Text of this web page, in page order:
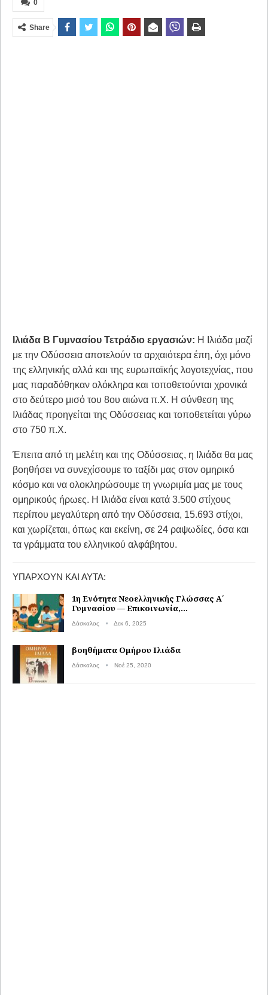
0
Share
Ιλιάδα Β Γυμνασίου Τετράδιο εργασιών: Η Ιλιάδα μαζί
με την Οδύσσεια αποτελούν τα αρχαιότερα έπη, όχι μόνο
της ελληνικής αλλά και της ευρωπαϊκής λογοτεχνίας, που
μας παραδόθηκαν ολόκληρα και τοποθετούνται χρονικά
στο δεύτερο μισό του 8ου αιώνα π.Χ. Η σύνθεση της
Ιλιάδας προηγείται της Οδύσσειας και τοποθετείται γύρω
στο 750 π.Χ.
Έπειτα από τη μελέτη και της Οδύσσειας, η Ιλιάδα θα μας
βοηθήσει να συνεχίσουμε το ταξίδι μας στον ομηρικό
κόσμο και να ολοκληρώσουμε τη γνωριμία μας με τους
ομηρικούς ήρωες. H Ιλιάδα είναι κατά 3.500 στίχους
περίπου μεγαλύτερη από την Οδύσσεια, 15.693 στίχοι,
και χωρίζεται, όπως και εκείνη, σε 24 ραψωδίες, όσα και
τα γράμματα του ελληνικού αλφάβητου.
ΥΠΆΡΧΟΥΝ ΚΑΙ ΑΥΤΆ:
1η Ενότητα Νεοελληνικής Γλώσσας Α΄
Γυμνασίου — Επικοινωνία,…
Δάσκαλος Δεκ 6, 2025
βοηθήματα Ομήρου Ιλιάδα
Δάσκαλος Νοέ 25, 2020